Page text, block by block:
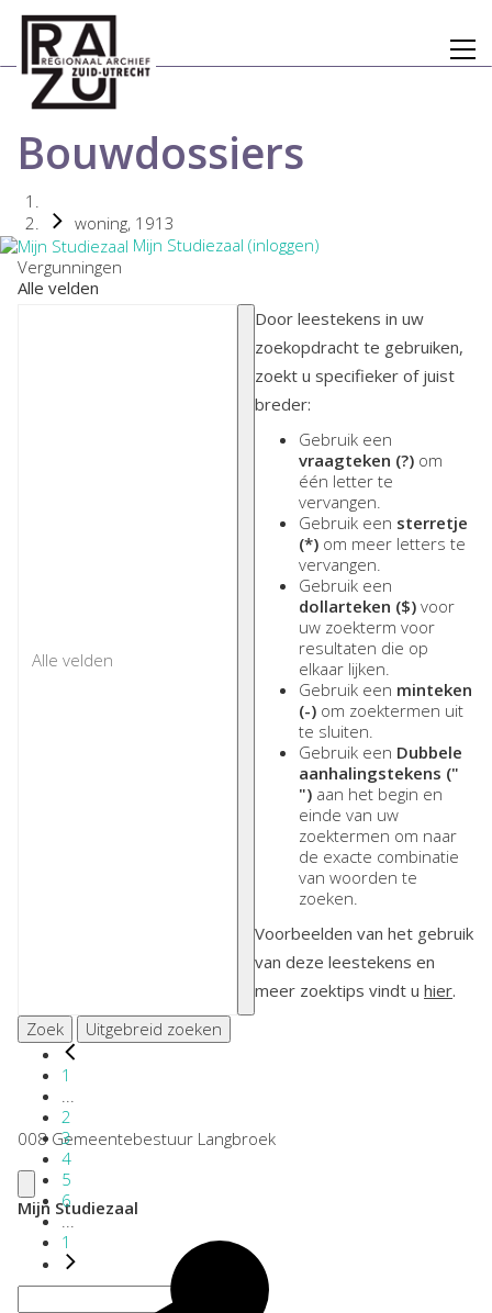
Bouwdossiers
woning, 1913
Mijn Studiezaal (inloggen)
Vergunningen
Alle velden
Door leestekens in uw
zoekopdracht te gebruiken,
zoekt u specifieker of juist
breder:
Gebruik een
vraagteken (?) om
één letter te
vervangen.
Gebruik een sterretje
(*) om meer letters te
vervangen.
Gebruik een
dollarteken ($) voor
uw zoekterm voor
resultaten die op
elkaar lijken.
Gebruik een minteken
(-) om zoektermen uit
te sluiten.
Gebruik een Dubbele
aanhalingstekens ("
") aan het begin en
einde van uw
zoektermen om naar
de exacte combinatie
van woorden te
zoeken.
Voorbeelden van het gebruik
van deze leestekens en
meer zoektips vindt u hier.
Zoek
Uitgebreid zoeken
1
2
3
4
5
6
...
1
008 Gemeentebestuur Langbroek
Mijn Studiezaal